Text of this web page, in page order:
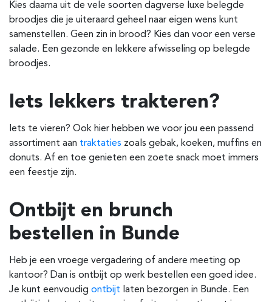
Kies daarna uit de vele soorten dagverse luxe belegde
broodjes die je uiteraard geheel naar eigen wens kunt
samenstellen. Geen zin in brood? Kies dan voor een verse
salade. Een gezonde en lekkere afwisseling op belegde
broodjes.
Iets lekkers trakteren?
Iets te vieren? Ook hier hebben we voor jou een passend
assortiment aan traktaties zoals gebak, koeken, muffins en
donuts. Af en toe genieten een zoete snack moet immers
een feestje zijn.
Ontbijt en brunch
bestellen in Bunde
Heb je een vroege vergadering of andere meeting op
kantoor? Dan is ontbijt op werk bestellen een goed idee.
Je kunt eenvoudig ontbijt laten bezorgen in Bunde. Een